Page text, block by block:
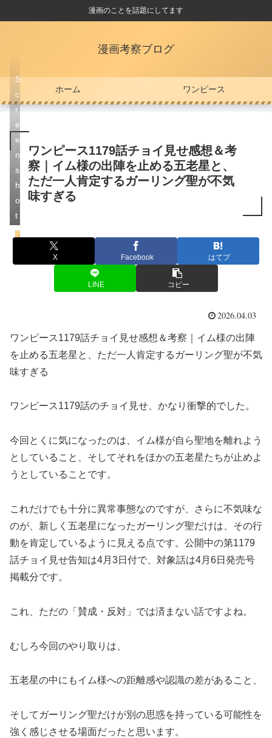
漫画のことを話題にしてます
漫画考察ブログ
ホーム ワンピース
ワンピース1179話チョイ見せ感想＆考
察｜イム様の出陣を止める五老星と、
ただ一人肯定するガーリング聖が不気
味すぎる
エルバフ編
S
c
r
e
e
n
s
h
o
t
X Facebook はてブ
LINE コピー
2026.04.03
ワンピース1179話チョイ見せ感想＆考察｜イム様の出陣
を止める五老星と、ただ一人肯定するガーリング聖が不気
味すぎる
ワンピース1179話のチョイ見せ、かなり衝撃的でした。
今回とくに気になったのは、イム様が自ら聖地を離れよう
としていること、そしてそれをほかの五老星たちが止めよ
うとしていることです。
これだけでも十分に異常事態なのですが、さらに不気味な
のが、新しく五老星になったガーリング聖だけは、その行
動を肯定しているように見える点です。公開中の第1179
話チョイ見せ告知は4月3日付で、対象話は4月6日発売号
掲載分です。
これ、ただの「賛成・反対」では済まない話ですよね。
むしろ今回のやり取りは、
五老星の中にもイム様への距離感や認識の差があること、
そしてガーリング聖だけが別の思惑を持っている可能性を
強く感じさせる場面だったと思います。